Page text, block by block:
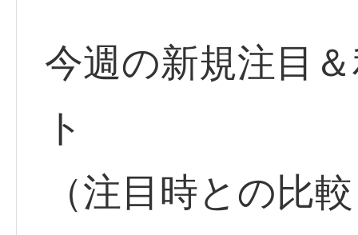
今週の新規注目
ト
（注目時との比